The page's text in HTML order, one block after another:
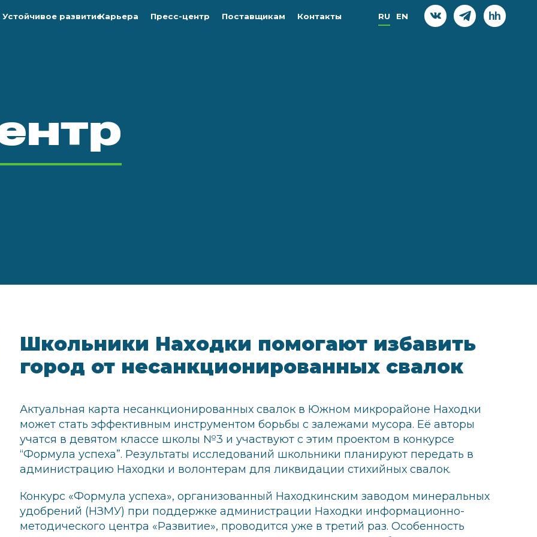
Устойчивое развитиеКарьера Пресс-центр Поставщикам Контакты RU EN
Школьники Находки помогают избавить
город от несанкционированных свалок
Актуальная карта несанкционированных свалок в Южном микрорайоне Находки
может стать эффективным инструментом борьбы с залежами мусора. Её авторы
учатся в девятом классе школы №3 и участвуют с этим проектом в конкурсе
“Формула успеха”. Результаты исследований школьники планируют передать в
администрацию Находки и волонтерам для ликвидации стихийных свалок.
Конкурс «Формула успеха», организованный Находкинским заводом минеральных
удобрений (НЗМУ) при поддержке администрации Находки информационно-
методического центра «Развитие», проводится уже в третий раз. Особенность